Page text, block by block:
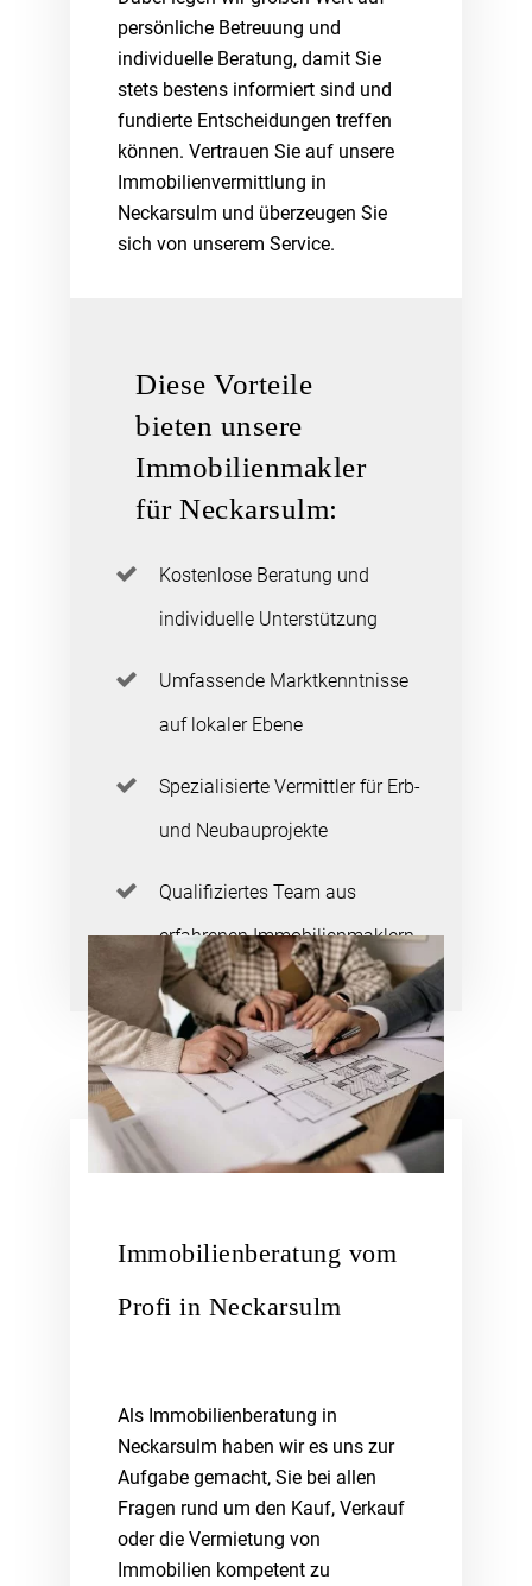
persönliche Betreuung und
individuelle Beratung, damit Sie
stets bestens informiert sind und
fundierte Entscheidungen treffen
können. Vertrauen Sie auf unsere
Immobilienvermittlung in
Neckarsulm und überzeugen Sie
sich von unserem Service.
Diese Vorteile
bieten unsere
Immobilienmakler
für Neckarsulm:
Kostenlose Beratung und
individuelle Unterstützung
Umfassende Marktkenntnisse
auf lokaler Ebene
Spezialisierte Vermittler für Erb-
und Neubauprojekte
Qualifiziertes Team aus
erfahrenen Immobilienmaklern
Immobilienberatung vom
Profi in Neckarsulm
Als Immobilienberatung in
Neckarsulm haben wir es uns zur
Aufgabe gemacht, Sie bei allen
Fragen rund um den Kauf, Verkauf
oder die Vermietung von
Immobilien kompetent zu